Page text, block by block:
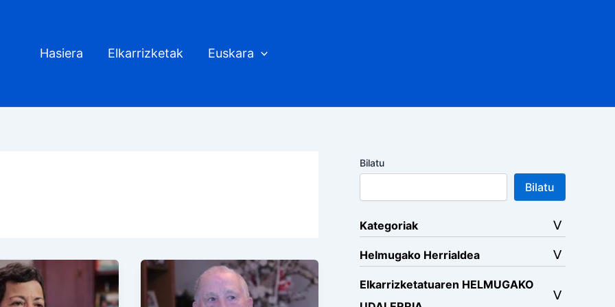
Hasiera Elkarrizketak Euskara
Bilatu
Bilatu
Kategoriak
Helmugako Herrialdea
Elkarrizketatuaren HELMUGAKO